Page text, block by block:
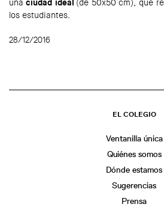
los estudiantes.
28/12/2016
EL COLEGIO
Ventanilla única
Quiénes somos
Dónde estamos
Sugerencias
Prensa